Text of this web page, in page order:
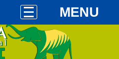
MENU